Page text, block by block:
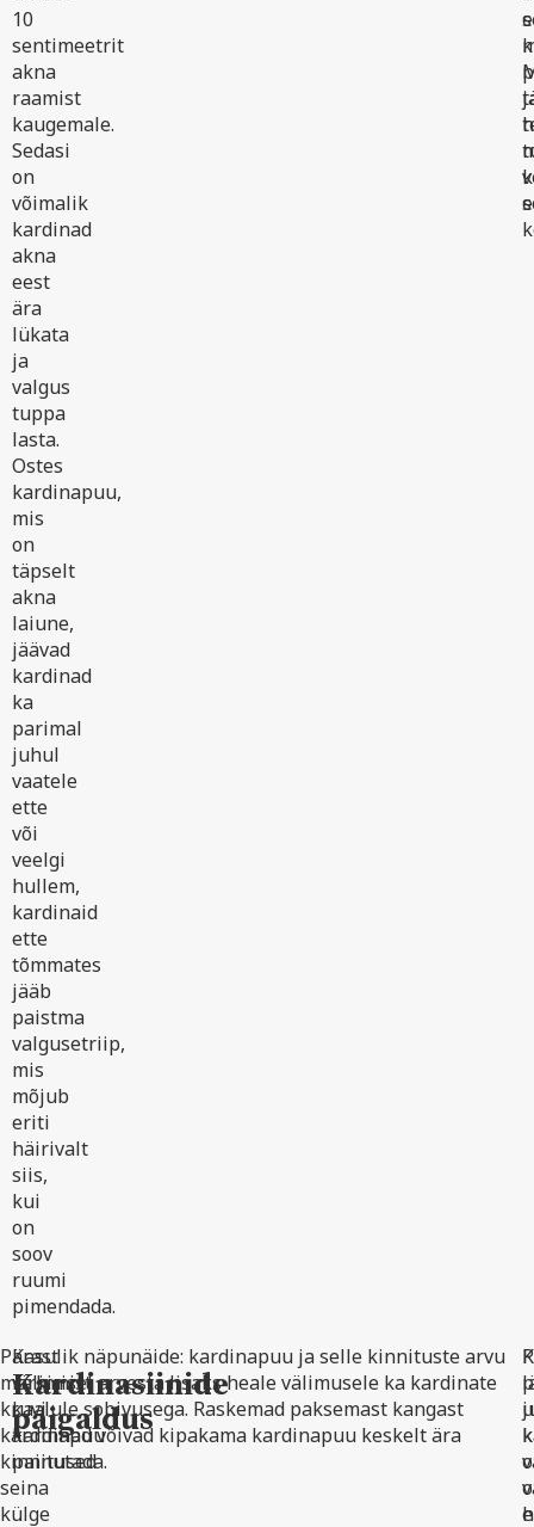
10
sentimeetrit
akna
raamist
kaugemale.
Sedasi
on
võimalik
kardinad
akna
eest
ära
lükata
ja
valgus
tuppa
lasta.
Ostes
kardinapuu,
mis
on
täpselt
akna
laiune,
jäävad
kardinad
ka
parimal
juhul
vaatele
ette
või
veelgi
hullem,
kardinaid
ette
tõmmates
jääb
paistma
valgusetriip,
mis
mõjub
eriti
häirivalt
siis,
kui
on
soov
ruumi
pimendada.
Pärast
märkimist
kruvi
kardinapuu
kinnitused
seina
külge
Kardinasiinide
paigaldus
Kasulik näpunäide: kardinapuu ja selle kinnituste arvu
valimisel arvesta lisaks heale välimusele ka kardinate
kaalule sobivusega. Raskemad paksemast kangast
kardinad võivad kipakama kardinapuu keskelt ära
painutada.